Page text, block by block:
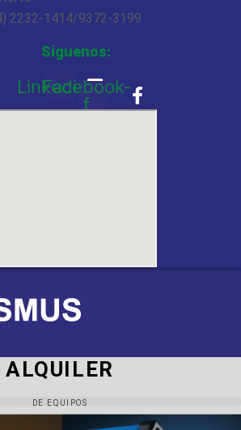
2232-1414/9372-3199
Siguenos:
Linkedin
Facebook-
f
ALQUILER
DE EQUIPOS